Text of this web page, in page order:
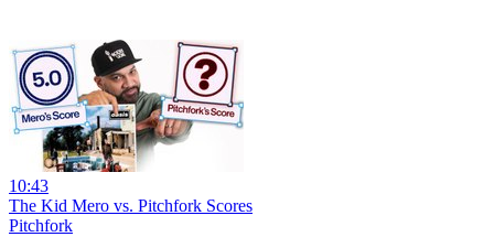
10:43
The Kid Mero vs. Pitchfork Scores
Pitchfork